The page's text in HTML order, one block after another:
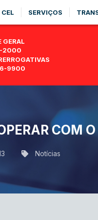
CEL SERVIÇOS
GERAL
2000
9900
COM
Notícias